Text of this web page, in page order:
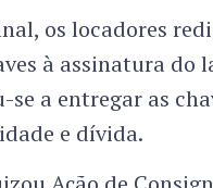
os locadores
à assinatura do
se a entregar as
e dívida.